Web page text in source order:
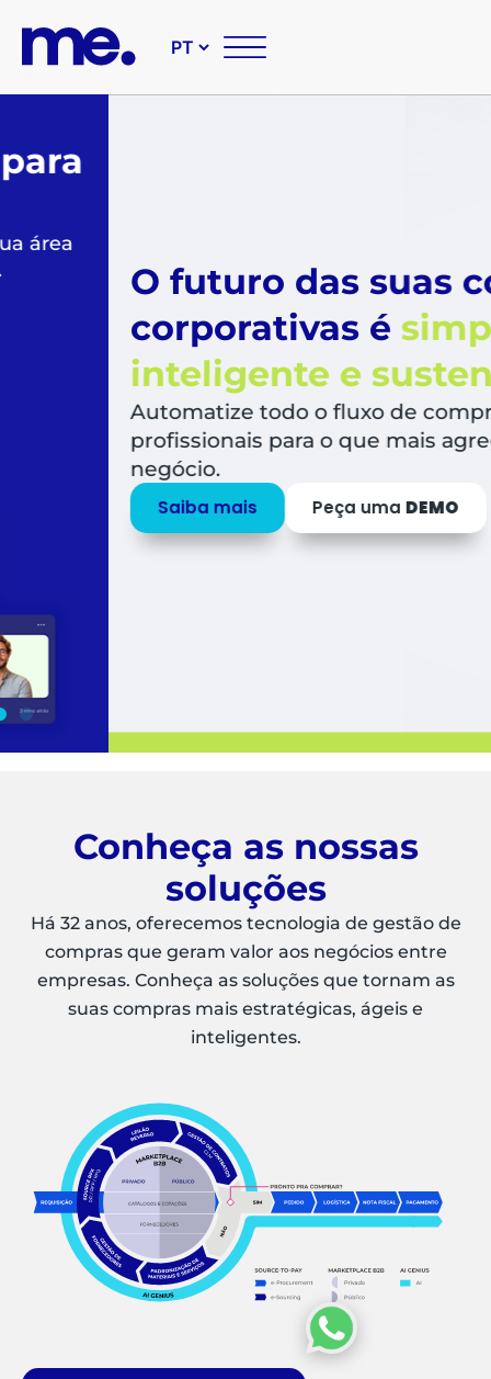
O futuro das suas
corporativas ésimples,
inteligente e sustentável
Automatize todo o fluxo de compras,
profissionais para o que mais agrega valor
Peça uma DEMO
Conheça as nossas
soluções
Há 32 anos, oferecemos tecnologia de gestão de
compras que geram valor aos negócios entre
empresas. Conheça as soluções que tornam as
suas compras mais estratégicas, ágeis e
inteligentes.